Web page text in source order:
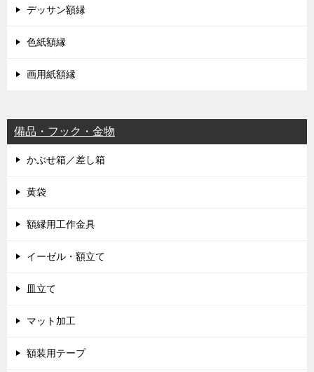
デッサン額縁
色紙額縁
画用紙額縁
備品・フック・金物
かぶせ箱／差し箱
黄袋
額縁用工作金具
イーゼル・額立て
皿立て
マット加工
額装用テープ